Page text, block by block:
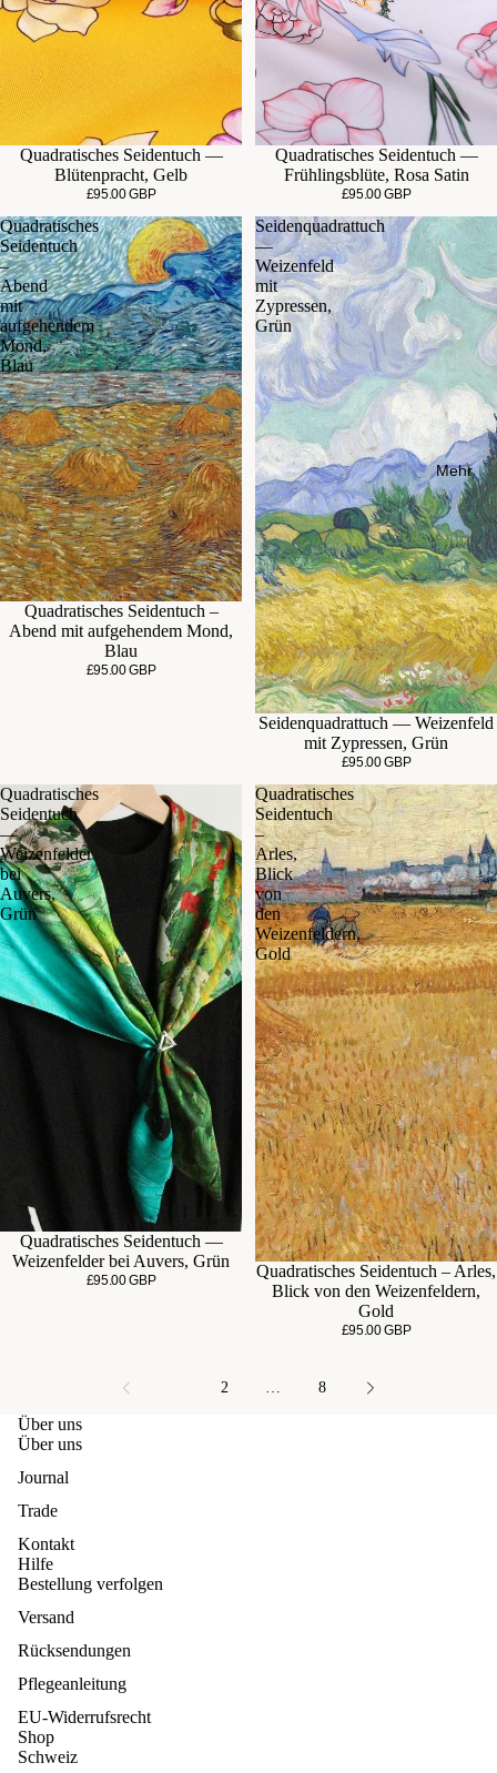
Mehr
Quadratisches Seidentuch —
Blütenpracht, Gelb
£95.00 GBP
Quadratisches Seidentuch —
Frühlingsblüte, Rosa Satin
£95.00 GBP
Quadratisches
Seidentuch
–
Abend
mit
aufgehendem
Mond,
Blau
Quadratisches Seidentuch –
Abend mit aufgehendem Mond,
Blau
£95.00 GBP
Seidenquadrattuch
—
Weizenfeld
mit
Zypressen,
Grün
Seidenquadrattuch — Weizenfeld
mit Zypressen, Grün
£95.00 GBP
Quadratisches
Seidentuch
—
Weizenfelder
bei
Auvers,
Grün
Quadratisches Seidentuch —
Weizenfelder bei Auvers, Grün
£95.00 GBP
Quadratisches
Seidentuch
–
Arles,
Blick
von
den
Weizenfeldern,
Gold
Quadratisches Seidentuch – Arles,
Blick von den Weizenfeldern,
Gold
£95.00 GBP
2 … 8
Über uns
Über uns
Journal
Trade
Kontakt
Hilfe
Bestellung verfolgen
Versand
Rücksendungen
Pflegeanleitung
EU-Widerrufsrecht
Shop
Schweiz